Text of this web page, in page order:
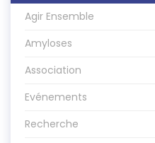
Agir Ensemble
Amyloses
Association
Evénements
Recherche